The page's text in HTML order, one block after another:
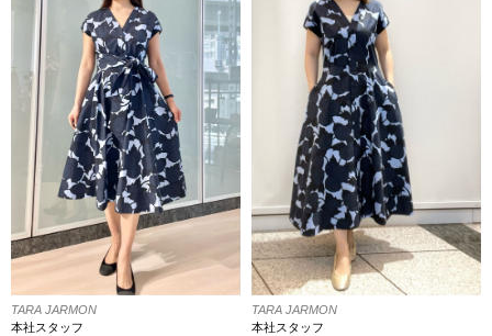
TARA JARMON
本社スタッフ
TARA JARMON
本社スタッフ